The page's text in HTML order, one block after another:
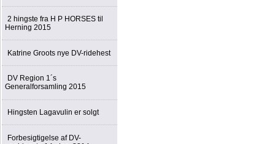
2 hingste fra H P HORSES til
Herning 2015
Katrine Groots nye DV-ridehest
DV Region 1´s
Generalforsamling 2015
Hingsten Lagavulin er solgt
Forbesigtigelse af DV-